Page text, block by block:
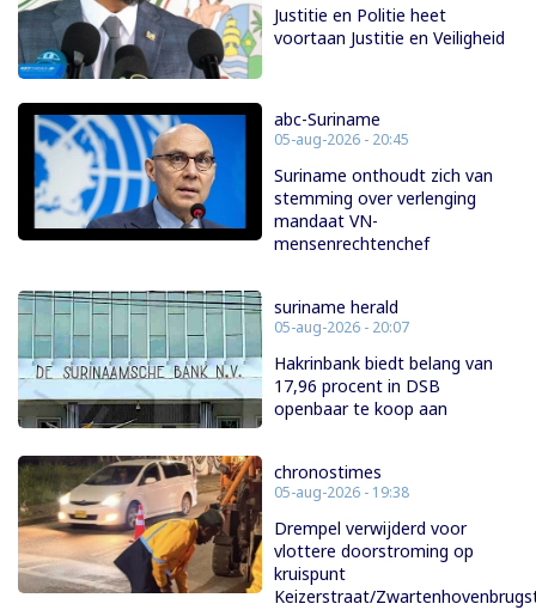
Justitie en Politie heet
voortaan Justitie en Veiligheid
abc-Suriname
05-aug-2026 - 20:45
Suriname onthoudt zich van
stemming over verlenging
mandaat VN-
mensenrechtenchef
suriname herald
05-aug-2026 - 20:07
Hakrinbank biedt belang van
17,96 procent in DSB
openbaar te koop aan
chronostimes
05-aug-2026 - 19:38
Drempel verwijderd voor
vlottere doorstroming op
kruispunt
Keizerstraat/